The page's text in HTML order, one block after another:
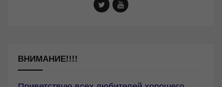
ВНИМАНИЕ!!!!